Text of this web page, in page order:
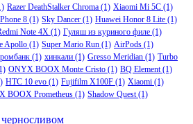
Razer DeathStalker Chroma (1) Xiaomi Mi 5C (1)
8 (1) Sky Dancer (1) Huawei Honor 8 Lite (1)
Note 4X (1) Гуляш из куриного филе (1)
Apollo (1) Super Mario Run (1) AirPods (1)
(1) хинкали (1) Gresso Meridian (1) Turbo
ONYX BOOX Monte Cristo (1) BQ Element (1)
HTC 10 evo (1) Fujifilm X100F (1) Xiaomi (1)
BOOX Prometheus (1) Shadow Quest (1)